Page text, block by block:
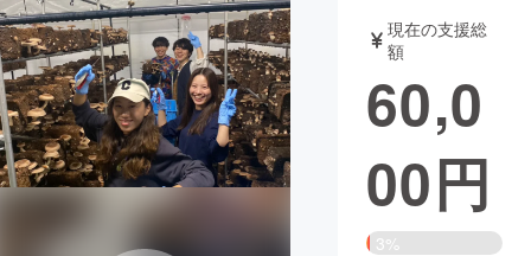
アート・写真 音楽
テクノロジー・ガジェット ゲーム・
映像・映画 書籍・雑誌
ビジネス・起業 チャレンジ
現在の支援総
額
60,0
00円
3%